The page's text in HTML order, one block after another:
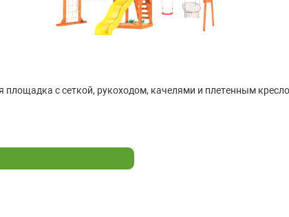
площадка с сеткой, рукоходом, качелями и плетенным